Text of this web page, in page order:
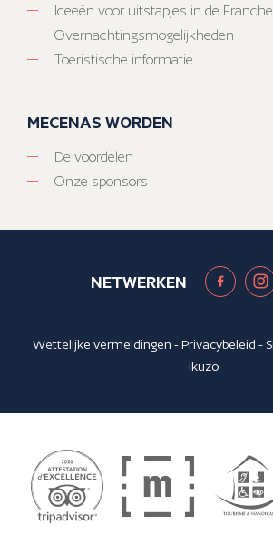
Ideeën voor uitstapjes in de
Overnachtingsmogelijkheden
Toeristische informatie
MECENAS WORDEN
De voordelen
Onze sponsors
NETWERKEN
Wettelijke vermeldingen -Privacybeleid -
ikuzo